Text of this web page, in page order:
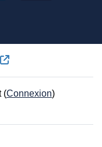
(Connexion)